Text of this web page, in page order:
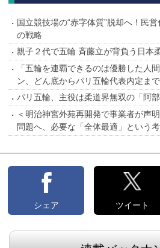
国立競技場の“赤字体質”脱却へ！民
の戦略
親子２代で五輪 斉藤立が背負う日本
「五輪を連覇できるのは優勝した人
ン、どん底からパリ五輪代表内定ま
パリ五輪、主役は柔道界無双の「阿部
＜明治神宮外苑再開発で事業者が声
問題へ、必要な「全体最適」という
シェア ツイート